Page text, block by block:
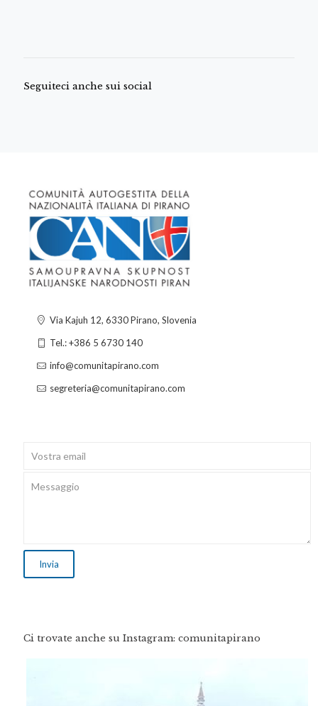
Seguiteci anche sui social
Via Kajuh 12, 6330 Pirano, Slovenia
Tel.: +386 5 6730 140
info@comunitapirano.com
segreteria@comunitapirano.com
Ci trovate anche su Instagram: comunitapirano